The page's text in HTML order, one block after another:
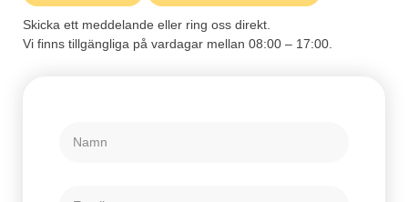
Skicka ett meddelande eller ring oss direkt.
Vi finns tillgängliga på vardagar mellan 08:00 – 17:00.